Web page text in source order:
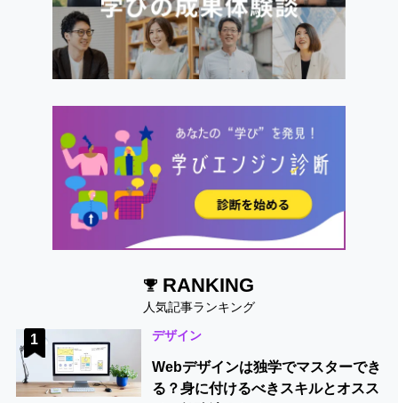
RANKING
人気記事ランキング
1 デザイン
Webデザインは独学でマスターでき
る？身に付けるべきスキルとオスス